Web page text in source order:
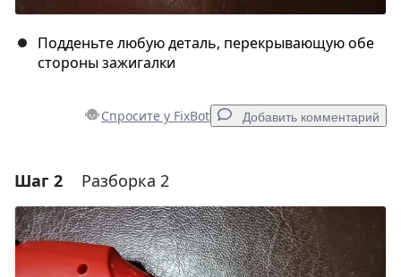
Подденьте любую деталь, перекрывающую обе
стороны зажигалки
Спросите у FixBot Добавить комментарий
Добавить комментарий
Добавить комментарий
Шаг 2 Разборка 2